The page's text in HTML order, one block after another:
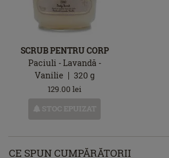
SCRUB PENTRU CORP
Paciuli - Lavandă -
Vanilie
320 g
129.00 lei
STOC EPUIZAT
CE SPUN CUMPĂRĂTORII